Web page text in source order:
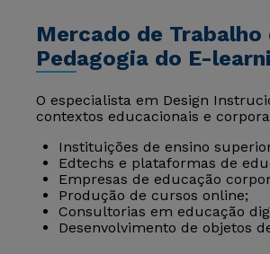
Mercado de
Pedagogia do E-
O especialista em Design
contextos educacionais e
Instituições de ensino
Edtechs e plataformas de
Empresas de educação
Produção de cursos online;
Consultorias em educação
Desenvolvimento de objetos